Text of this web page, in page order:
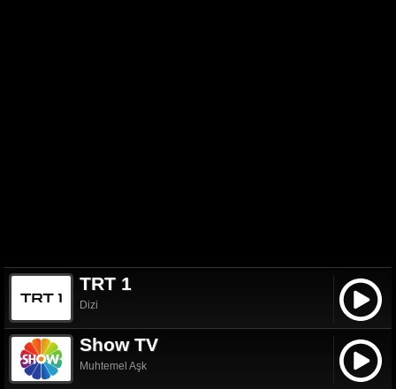
TRT 1
Dizi
Show TV
Muhtemel Aşk